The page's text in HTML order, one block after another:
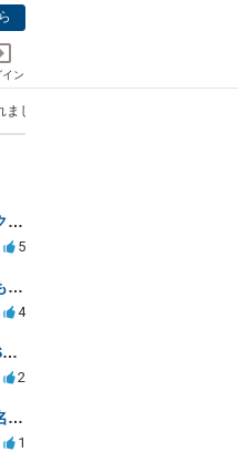
イン
した。私は罪に問われるのでしょう
示談書に口外禁止条項を入れるリスクはありますか？
5
誹謗中傷に当たる内容を投稿したかもしれない。開示請求や民事刑事裁判に発展しうるのか教えて欲しい。
4
当方の腹いせで相手方の個人情報をSNSで晒してしまい名誉毀損させてしまったかもしれない
2
知的障害者と言う文言が名誉毀損か名誉感情の侵害になるか教えてほしい。
1